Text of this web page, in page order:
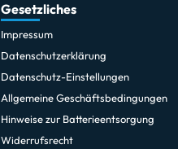
Gesetzliches
Impressum
Datenschutzerklärung
Datenschutz-Einstellungen
Allgemeine Geschäftsbedingungen
Hinweise zur Batterieentsorgung
Widerrufsrecht